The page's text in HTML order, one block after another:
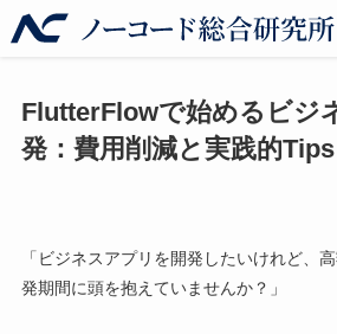
FlutterFlowで始めるビジ
発：費用削減と実践的Tips
「ビジネスアプリを開発したいけれど、
発期間に頭を抱えていませんか？」